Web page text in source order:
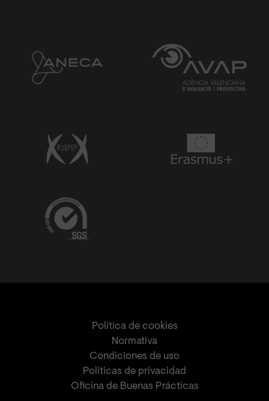
Política de cookies
Normativa
Condiciones de uso
Políticas de privacidad
Oficina de Buenas Prácticas